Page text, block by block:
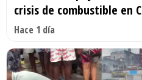
crisis de combustible en
Hace 1 día